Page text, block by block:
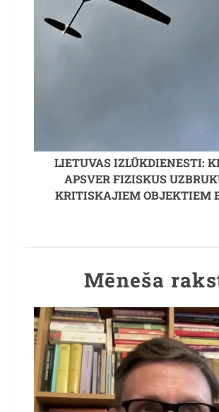
LIETUVAS IZLŪKDIENESTI:
APSVER FIZISKUS
KRITISKAJIEM OBJEKTIEM
Mēneša